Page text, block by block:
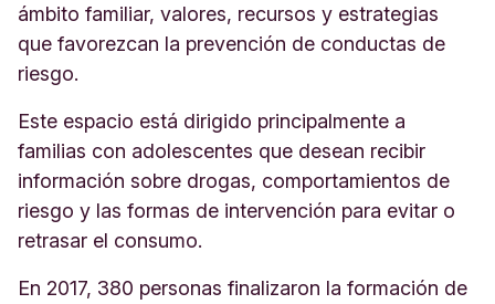
ámbito familiar, valores, recursos y estrategias
que favorezcan la prevención de conductas de
riesgo.
Este espacio está dirigido principalmente a
familias con adolescentes que desean recibir
información sobre drogas, comportamientos de
riesgo y las formas de intervención para evitar o
retrasar el consumo.
En 2017, 380 personas finalizaron la formación de